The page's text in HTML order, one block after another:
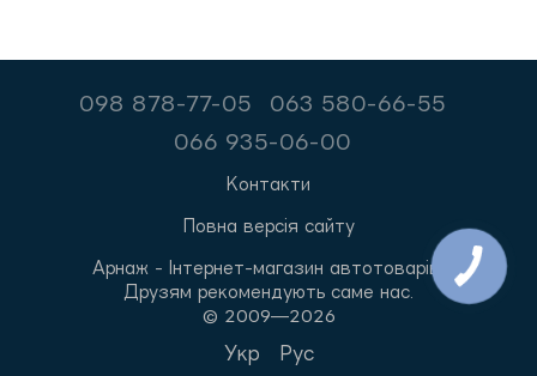
098 878-77-05
063 580-66-55
066 935-06-00
Контакти
Повна версія сайту
Арнаж - Інтернет-магазин автотоварів.
Друзям рекомендують саме нас.
© 2009—2026
Укр Рус